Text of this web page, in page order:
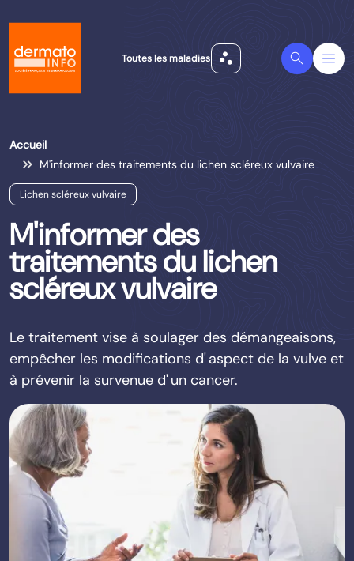
Toutes les maladies scatter_plot Search Menu
Accueil
M'informer des traitements du lichen scléreux vulvaire
Lichen scléreux vulvaire
M'informer des
traitements du lichen
scléreux vulvaire
Le traitement vise à soulager des démangeaisons,
empêcher les modifications d' aspect de la vulve et
à prévenir la survenue d' un cancer.